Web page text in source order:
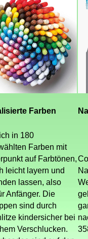
Farben
in 180
Farben mit
auf Farbtönen,
leicht layern und
lassen, also
Anfänger. Die
sind durch
kindersicher bei
Verschlucken.